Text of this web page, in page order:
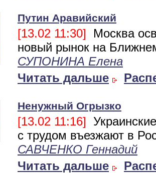
Путин Аравийский
[13.02 11:30] Москва
новый рынок на
СУПОНИНА Елена
Читать дальше
Ненужный Огрызко
[13.02 11:16]
с трудом въезжают в
САВЧЕНКО Геннадий
Читать дальше